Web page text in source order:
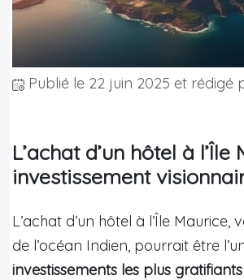
Publié le 22 juin 2025 et rédigé
L’achat d’un hôtel à l’Île
investissement
L’achat d’un hôtel à l’Île Maurice,
de l’océan Indien, pourrait être
investissements les plus gratifiants